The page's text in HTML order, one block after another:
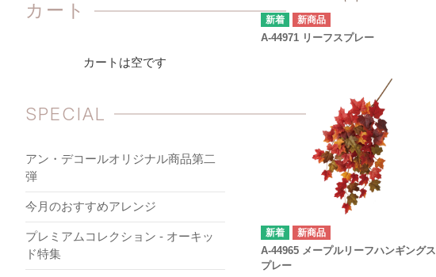
新商品
A-44971 リーフスプレー
新商品
A-44965 メープルリーフハンギングス
プレー
カート
カートは空です
SPECIAL
アン・デコールオリジナル商品第二
弾
今月のおすすめアレンジ
プレミアムコレクション - オーキッ
ド特集